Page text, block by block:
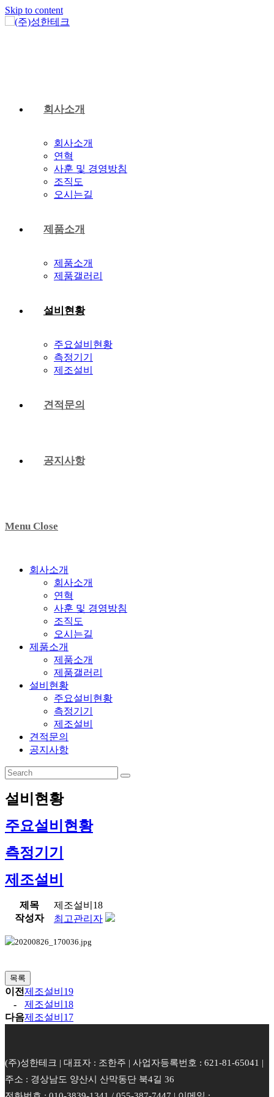
Skip to content
회사소개
회사소개
연혁
사훈 및 경영방침
조직도
오시는길
제품소개
제품소개
제품갤러리
설비현황
주요설비현황
측정기기
제조설비
견적문의
공지사항
Menu Close
회사소개
회사소개
연혁
사훈 및 경영방침
조직도
오시는길
제품소개
제품소개
제품갤러리
설비현황
주요설비현황
측정기기
제조설비
견적문의
공지사항
설비현황
주요설비현황
측정기기
제조설비
제목
제조설비18
작성자
최고관리자
목록
이전제조설비19
-
제조설비18
다음제조설비17
(주)성한테크 | 대표자 : 조한주 | 사업자등록번호 : 621-81-65041 |
주소 : 경상남도 양산시 산막동단 북4길 36